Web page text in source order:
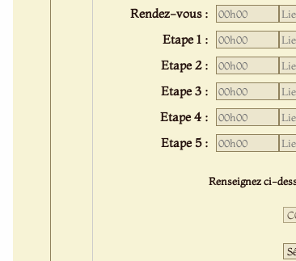
Rendez-vous :
Etape 1 :
Etape 2 :
Etape 3 :
Etape 4 :
Etape 5 :
Renseignez ci-
: